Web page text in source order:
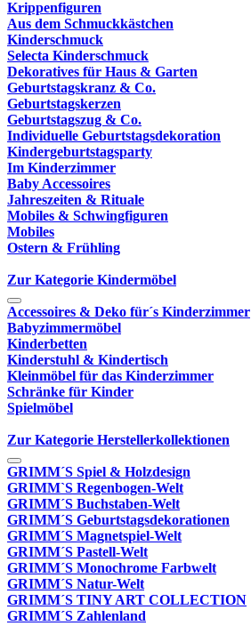
Krippenfiguren
Aus dem Schmuckkästchen
Kinderschmuck
Selecta Kinderschmuck
Dekoratives für Haus & Garten
Geburtstagskranz & Co.
Geburtstagskerzen
Geburtstagszug & Co.
Individuelle Geburtstagsdekoration
Kindergeburtstagsparty
Im Kinderzimmer
Baby Accessoires
Jahreszeiten & Rituale
Mobiles & Schwingfiguren
Mobiles
Ostern & Frühling
Zur Kategorie Kindermöbel
Accessoires & Deko für´s Kinderzimmer
Babyzimmermöbel
Kinderbetten
Kinderstuhl & Kindertisch
Kleinmöbel für das Kinderzimmer
Schränke für Kinder
Spielmöbel
Zur Kategorie Herstellerkollektionen
GRIMM´S Spiel & Holzdesign
GRIMM`S Regenbogen-Welt
GRIMM´S Buchstaben-Welt
GRIMM´S Geburtstagsdekorationen
GRIMM´S Magnetspiel-Welt
GRIMM´S Pastell-Welt
GRIMM´S Monochrome Farbwelt
GRIMM´S Natur-Welt
GRIMM´S TINY ART COLLECTION
GRIMM´S Zahlenland